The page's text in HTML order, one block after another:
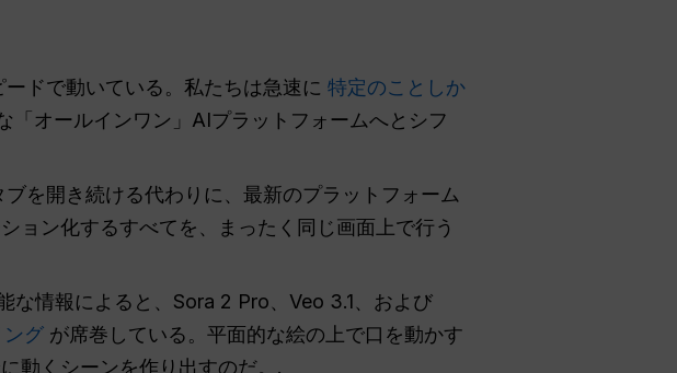
ドで動いている。私たちは急速に 特定のことしか
「オールインワン」AIプラットフォームへとシフ
を開き続ける代わりに、最新のプラットフォーム
ョン化するすべてを、まったく同じ画面上で行う
な情報によると、Sora 2 Pro、Veo 3.1、および
ング が席巻している。平面的な絵の上で口を動かす
動くシーンを作り出すのだ。.